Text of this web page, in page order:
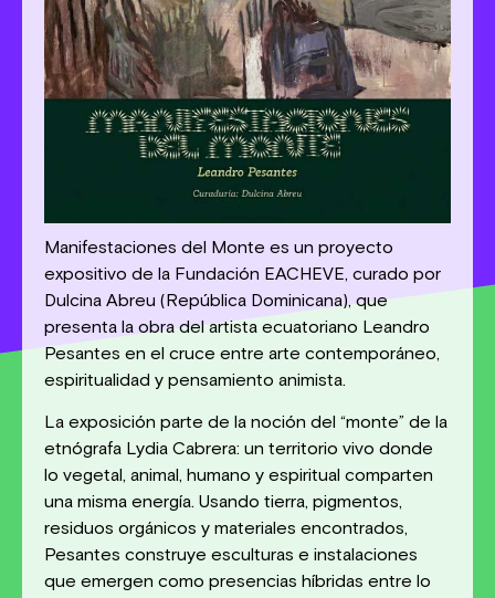
Manifestaciones del Monte es un proyecto
expositivo de la Fundación EACHEVE, curado por
Dulcina Abreu (República Dominicana), que
presenta la obra del artista ecuatoriano Leandro
Pesantes en el cruce entre arte contemporáneo,
espiritualidad y pensamiento animista.
La exposición parte de la noción del “monte” de la
etnógrafa Lydia Cabrera: un territorio vivo donde
lo vegetal, animal, humano y espiritual comparten
una misma energía. Usando tierra, pigmentos,
residuos orgánicos y materiales encontrados,
Pesantes construye esculturas e instalaciones
que emergen como presencias híbridas entre lo